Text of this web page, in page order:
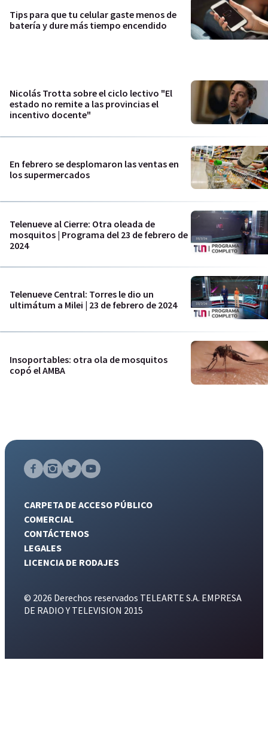
Tips para que tu celular gaste menos de
batería y dure más tiempo encendido
Nicolás Trotta sobre el ciclo lectivo "El
estado no remite a las provincias el
incentivo docente"
En febrero se desplomaron las ventas en
los supermercados
Telenueve al Cierre: Otra oleada de
mosquitos | Programa del 23 de febrero de
2024
Telenueve Central: Torres le dio un
ultimátum a Milei | 23 de febrero de 2024
Insoportables: otra ola de mosquitos
copó el AMBA
CARPETA DE ACCESO PÚBLICO
COMERCIAL
CONTÁCTENOS
LEGALES
LICENCIA DE RODAJES
© 2026 Derechos reservados TELEARTE S.A. EMPRESA
DE RADIO Y TELEVISION 2015